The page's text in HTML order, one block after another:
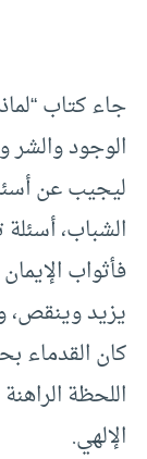
جاء كتاب
الوجود والشر
ليجيب عن
الشباب،
فأثواب
يزيد وينقص،
كان القدماء
اللحظة
الإلهي.